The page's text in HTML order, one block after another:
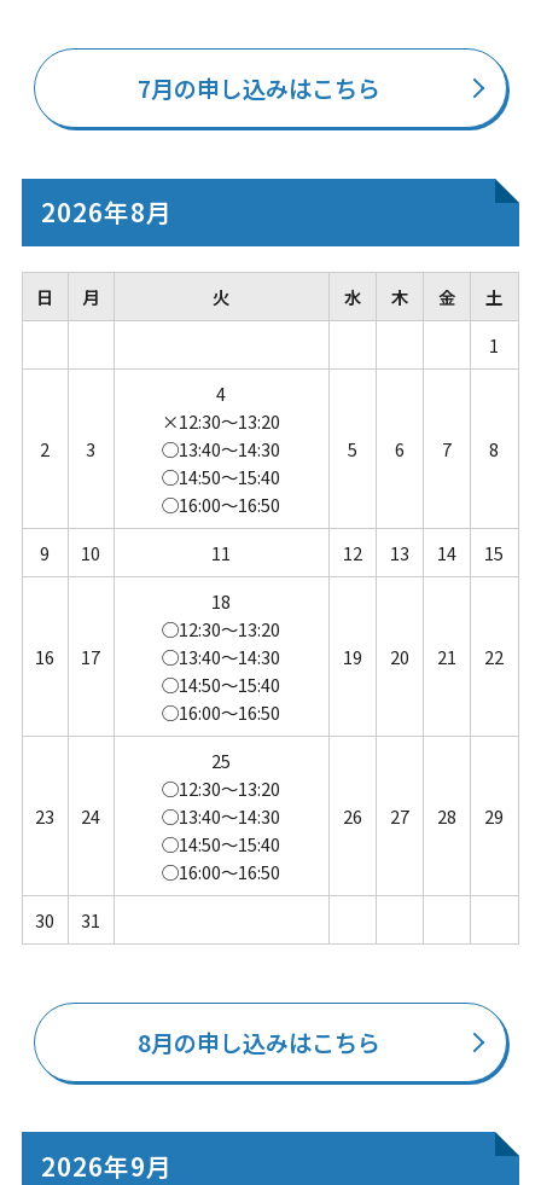
7月の申し込みはこちら
2026年8月
日 月 火 水 木 金
土
1
2 3
4
×12:30～13:20
◯13:40～14:30
◯14:50～15:40
◯16:00～16:50
5 6 7 8
9 10 11 12 13 14 15
16 17
18
◯12:30～13:20
◯13:40～14:30
◯14:50～15:40
◯16:00～16:50
19 20 21 22
23 24
25
◯12:30～13:20
◯13:40～14:30
◯14:50～15:40
◯16:00～16:50
26 27 28 29
30 31
8月の申し込みはこちら
2026年9月